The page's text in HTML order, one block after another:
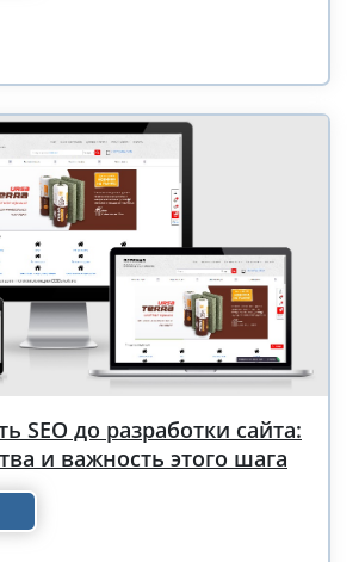
SEO до разработки сайта:
и важность этого шага